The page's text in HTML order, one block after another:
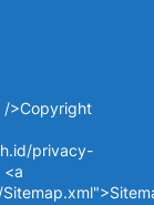
/>Copyright
privacy-
<a